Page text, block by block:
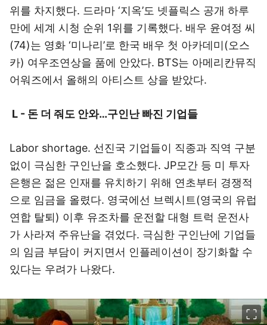
위를 차지했다. 드라마 ‘지옥’도 넷플릭스 공개 하루
만에 세계 시청 순위 1위를 기록했다. 배우 윤여정 씨
(74)는 영화 ‘미나리’로 한국 배우 첫 아카데미(오스
카) 여우조연상을 품에 안았다. BTS는 아메리칸뮤직
어워즈에서 올해의 아티스트 상을 받았다.
L - 돈 더 줘도 안와…구인난 빠진 기업들
Labor shortage. 선진국 기업들이 직종과 직역 구분
없이 극심한 구인난을 호소했다. JP모간 등 미 투자
은행은 젊은 인재를 유치하기 위해 연초부터 경쟁적
으로 임금을 올렸다. 영국에선 브렉시트(영국의 유럽
연합 탈퇴) 이후 유조차를 운전할 대형 트럭 운전사
가 사라져 주유난을 겪었다. 극심한 구인난에 기업들
의 임금 부담이 커지면서 인플레이션이 장기화할 수
있다는 우려가 나왔다.